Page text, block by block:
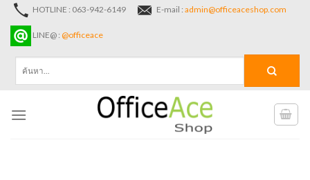
Skip
content
HOTLINE : 063-942-6149 E-mail : admin@officeaceshop.com
LINE@ : @officeace